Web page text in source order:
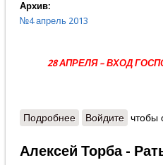
Архив:
№4 апрель 2013
28 АПРЕЛЯ – ВХОД
Подробнеео Протоиерей
Войдите чтобы
Алексей Торба -